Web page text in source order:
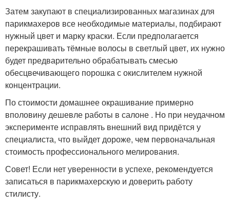
Затем закупают в специализированных магазинах для
парикмахеров все необходимые материалы, подбирают
нужный цвет и марку краски. Если предполагается
перекрашивать тёмные волосы в светлый цвет, их нужно
будет предварительно обрабатывать смесью
обесцвечивающего порошка с окислителем нужной
концентрации.
По стоимости домашнее окрашивание примерно
вполовину дешевле работы в салоне . Но при неудачном
эксперименте исправлять внешний вид придётся у
специалиста, что выйдет дороже, чем первоначальная
стоимость профессионального мелирования.
Совет! Если нет уверенности в успехе, рекомендуется
записаться в парикмахерскую и доверить работу
стилисту.